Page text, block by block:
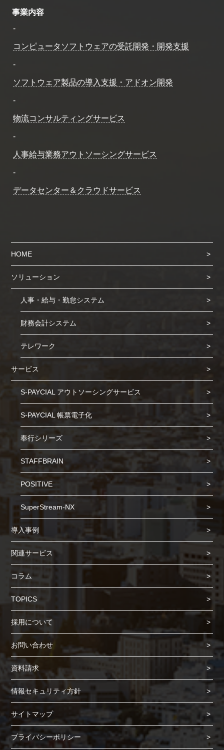
事業内容
-
コンピュータソフトウェアの受託開発・開発支援
-
ソフトウェア製品の導入支援・アドオン開発
-
物流コンサルティングサービス
-
人事給与業務アウトソーシングサービス
-
データセンター＆クラウドサービス
HOME
ソリューション
人事・給与・勤怠システム
財務会計システム
テレワーク
サービス
S-PAYCIAL アウトソーシングサービス
S-PAYCIAL 帳票電子化
奉行シリーズ
STAFFBRAIN
POSITIVE
SuperStream-NX
導入事例
関連サービス
コラム
TOPICS
採用について
お問い合わせ
資料請求
情報セキュリティ方針
サイトマップ
プライバシーポリシー